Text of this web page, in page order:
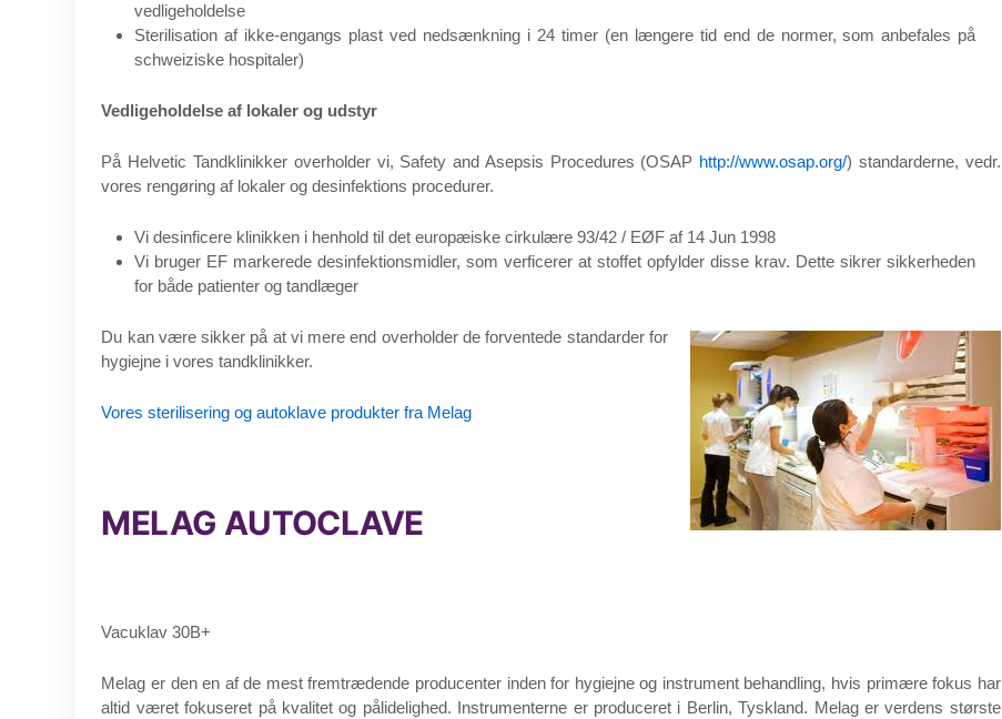
vedligeholdelse
Sterilisation af ikke-engangs plast ved nedsænkning i 24 timer (en længere tid end de normer, som anbefales på
schweiziske hospitaler)
Vedligeholdelse af lokaler og udstyr
På Helvetic Tandklinikker overholder vi, Safety and Asepsis Procedures (OSAP http://www.osap.org/) standarderne, vedr.
vores rengøring af lokaler og desinfektions procedurer.
Vi desinficere klinikken i henhold til det europæiske cirkulære 93/42 / EØF af 14 Jun 1998
Vi bruger EF markerede desinfektionsmidler, som verficerer at stoffet opfylder disse krav. Dette sikrer sikkerheden
for både patienter og tandlæger
Du kan være sikker på at vi mere end overholder de forventede standarder for
hygiejne i vores tandklinikker.
Vores sterilisering og autoklave produkter fra Melag
MELAG AUTOCLAVE
Vacuklav 30B+
Melag er den en af de mest fremtrædende producenter inden for hygiejne og instrument behandling, hvis primære fokus har
altid været fokuseret på kvalitet og pålidelighed. Instrumenterne er produceret i Berlin, Tyskland. Melag er verdens største